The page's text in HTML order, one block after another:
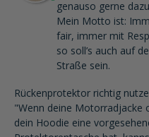
genauso gerne
Mein Motto ist:
fair, immer mit
so soll’s auch auf
Straße sein.
Rückenprotektor richtig
"Wenn deine Motorradjacke
dein Hoodie eine